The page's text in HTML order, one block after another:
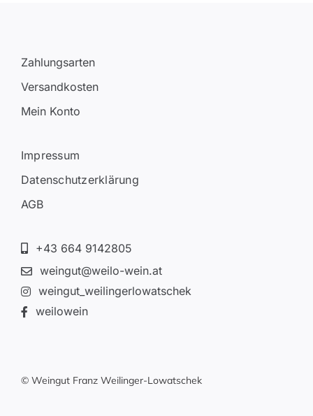
Zahlungsarten
Versandkosten
Mein Konto
Impressum
Datenschutzerklärung
AGB
+43 664 9142805
weingut@weilo-wein.at
weingut_weilingerlowatschek
weilowein
© Weingut Franz Weilinger-Lowatschek